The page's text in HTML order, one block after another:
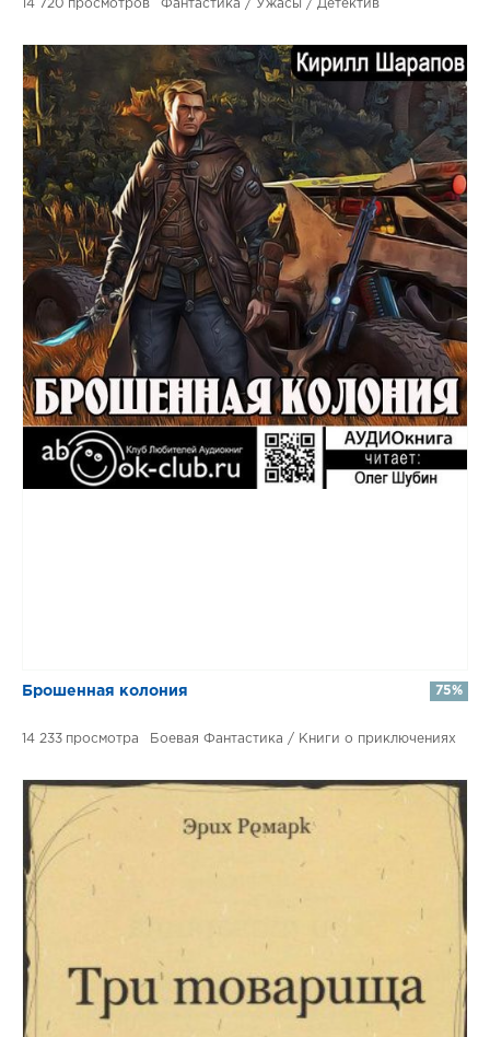
14 720 Фантастика / Ужасы / Детектив
​​Брошенная колония
14 233 Боевая Фантастика / Книги о приключениях
75%